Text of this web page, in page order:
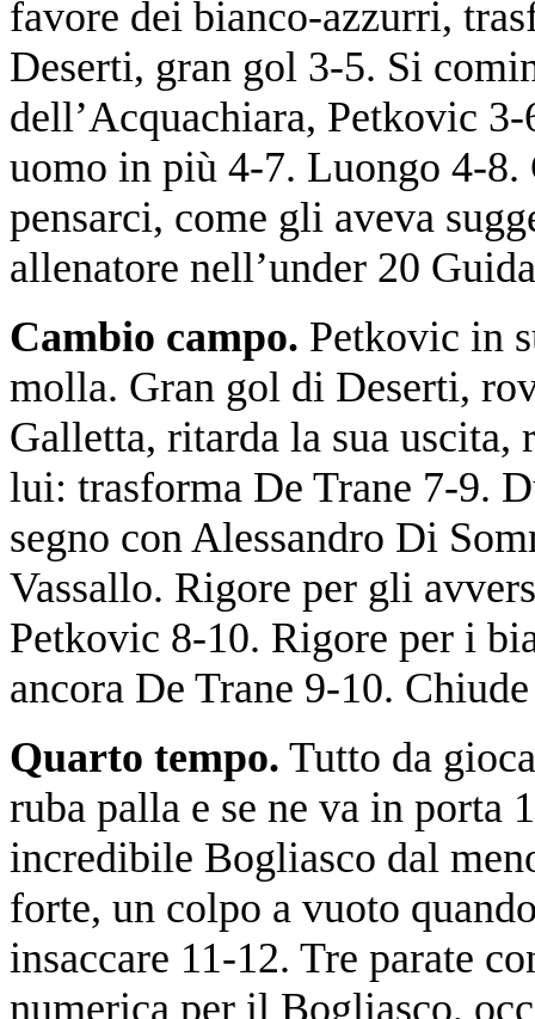
favore dei bianco-azzurri,
Deserti, gran gol 3-5. Si
dell’Acquachiara, Petkovic
uomo in più 4-7. Luongo 4-8.
pensarci, come gli aveva
allenatore nell’under 20
Cambio campo. Petkovic in
molla. Gran gol di Deserti,
Galletta, ritarda la sua
lui: trasforma De Trane 7-9.
segno con Alessandro Di
Vassallo. Rigore per gli
Petkovic 8-10. Rigore per i
ancora De Trane 9-10.
Quarto tempo. Tutto da
ruba palla e se ne va in porta
incredibile Bogliasco dal
forte, un colpo a vuoto
insaccare 11-12. Tre parate
numerica per il Bogliasco,